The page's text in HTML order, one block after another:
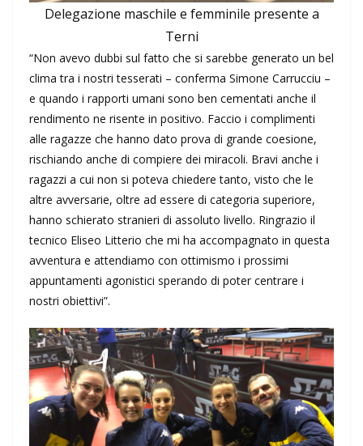
Delegazione maschile e femminile presente a
Terni
“Non avevo dubbi sul fatto che si sarebbe generato un bel
clima tra i nostri tesserati – conferma Simone Carrucciu –
e quando i rapporti umani sono ben cementati anche il
rendimento ne risente in positivo. Faccio i complimenti
alle ragazze che hanno dato prova di grande coesione,
rischiando anche di compiere dei miracoli. Bravi anche i
ragazzi a cui non si poteva chiedere tanto, visto che le
altre avversarie, oltre ad essere di categoria superiore,
hanno schierato stranieri di assoluto livello. Ringrazio il
tecnico Eliseo Litterio che mi ha accompagnato in questa
avventura e attendiamo con ottimismo i prossimi
appuntamenti agonistici sperando di poter centrare i
nostri obiettivi”.